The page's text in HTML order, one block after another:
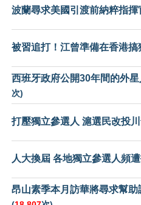
波蘭尋求美國引渡前納粹指揮
被習追打！江曾準備在香港搞
西班牙政府公開30年間的外
次)
打壓獨立參選人 滬選民改投
人大換屆 各地獨立參選人頻
昂山素季本月訪華將尋求幫助